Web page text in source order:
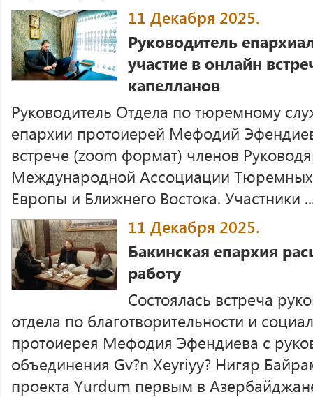
11 Декабря 2025.
Руководитель
участие в онлайн
капелланов
Руководитель Отдела по тюремному
епархии протоиерей Мефодий
встрече (zoom формат) членов
Международной Ассоциации Тюремных
Европы и Ближнего Востока. Участники
11 Декабря 2025.
Бакинская епархия
работу
Состоялась встреча
отдела по благотворительности и
протоиерея Мефодия Эфендиева с
объединения Gv?n Xeyriyy? Нигяр
проекта Yurdum первым в